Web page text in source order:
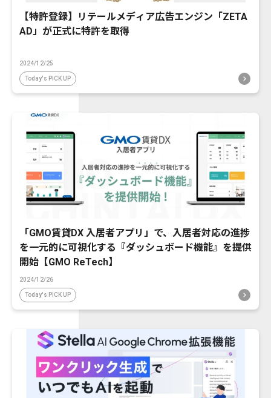
【特許登録】リテールメディア広告エンジン「ZETA
AD」が正式に特許を取得
2024/12/25
Today's PICK UP
「GMO賃貸DX 入居者アプリ」で、入居者対応の進捗
を一元的に可視化する『ダッシュボード機能』を提供
開始【GMO ReTech】
2024/12/26
Today's PICK UP